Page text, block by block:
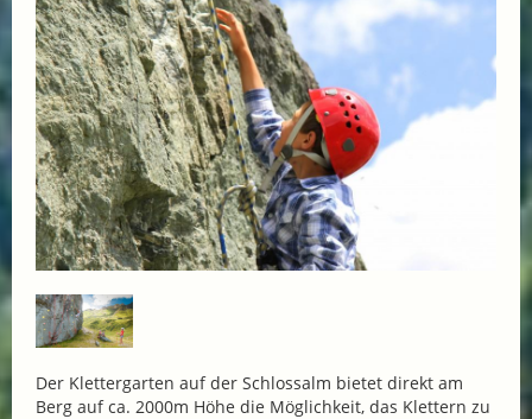
Der Klettergarten auf der Schlossalm bietet direkt am
Berg auf ca. 2000m Höhe die Möglichkeit, das Klettern zu